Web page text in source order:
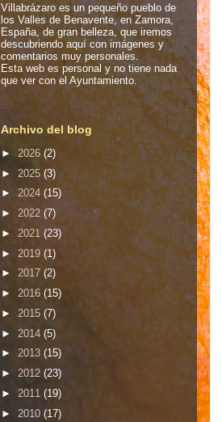
Villabrázaro es un pequeño pueblo de
los Valles de Benavente, en Zamora,
España, de gran belleza, que iremos
descubriendo aquí con imágenes y
comentarios muy personales.
Esta web es personal y no tiene nada
que ver con el Ayuntamiento.
Archivo del blog
► 2026 (2)
► 2025 (3)
► 2024 (15)
► 2022 (7)
► 2021 (23)
► 2019 (1)
► 2017 (2)
► 2016 (15)
► 2015 (7)
► 2014 (5)
► 2013 (15)
► 2012 (23)
► 2011 (19)
► 2010 (17)